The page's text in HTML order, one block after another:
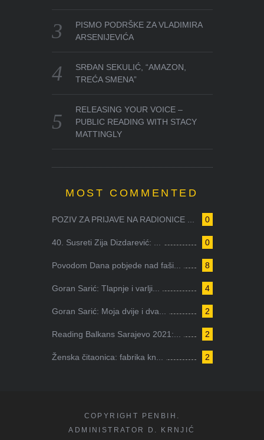
PISMO PODRŠKE ZA VLADIMIRA
ARSENIJEVIĆA
SRĐAN SEKULIĆ, “AMAZON,
TREĆA SMENA”
RELEASING YOUR VOICE –
PUBLIC READING WITH STACY
MATTINGLY
MOST COMMENTED
0
POZIV ZA PRIJAVE NA RADIONICE ...
0
40. Susreti Zija Dizdarević: ...
8
Povodom Dana pobjede nad faši...
4
Goran Sarić: Tlapnje i varlji...
2
Goran Sarić: Moja dvije i dva...
2
Reading Balkans Sarajevo 2021:...
2
Ženska čitaonica: fabrika kn...
COPYRIGHT PENBIH.
ADMINISTRATOR D. KRNJIĆ